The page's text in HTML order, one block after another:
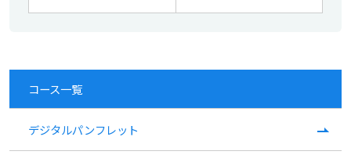
コース一覧
デジタルパンフレット